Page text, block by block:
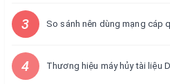
3 So sánh nên dùng mạng cáp
4 Thương hiệu máy hủy tài liệu